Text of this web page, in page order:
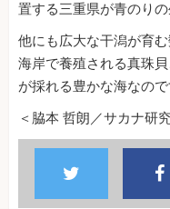
置する三重県が青のり
他にも広大な干潟が育
海岸で養殖される真珠
が採れる豊かな海なので
＜脇本 哲朗／サカナ研